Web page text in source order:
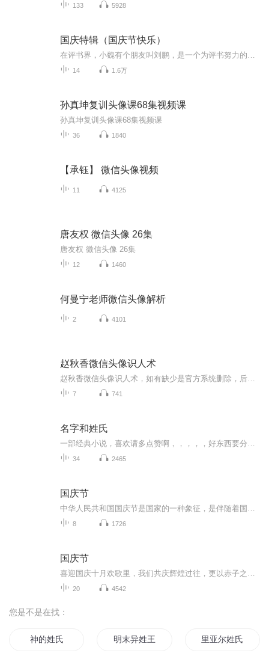
133 5928
国庆特辑（国庆节快乐）
14 1.6万
孙真坤复训头像课68集视频课
孙真坤复训头像课68集视频课
36 1840
【承钰】 微信头像视频
11 4125
唐友权 微信头像 26集
唐友权 微信头像 26集
12 1460
何曼宁老师微信头像解析
2 4101
赵秋香微信头像识人术
7 741
名字和姓氏
34 2465
国庆节
8 1726
国庆节
20 4542
您是不是在找：
神的姓氏 明末异姓王 里亚尔姓氏